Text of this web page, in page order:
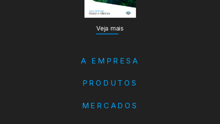
Veja mais
A EMPRESA
PRODUTOS
MERCADOS